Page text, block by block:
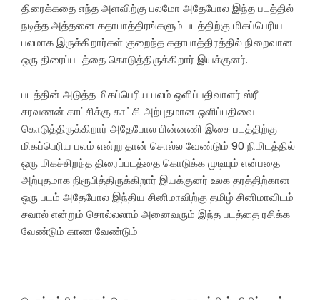
திரைக்கதை எந்த அளவிற்கு பலமோ அதேபோல இந்த படத்தில்
நடித்த அத்தனை கதாபாத்திரங்களும் படத்திற்கு மிகப்பெரிய
பலமாக இருக்கிறார்கள் குறைந்த கதாபாத்திரத்தில் நிறைவான
ஒரு திரைப்படத்தை கொடுத்திருக்கிறார் இயக்குனர்.
படத்தின் அடுத்த மிகப்பெரிய பலம் ஒளிப்பதிவாளர் ஸ்ரீ
சரவணன் காட்சிக்கு காட்சி அற்புதமான ஒளிப்பதிவை
கொடுத்திருக்கிறார் அதேபோல பின்னணி இசை படத்திற்கு
மிகப்பெரிய பலம் என்று தான் சொல்ல வேண்டும் 90 நிமிடத்தில்
ஒரு மிகச்சிறந்த திரைப்படத்தை கொடுக்க முடியும் என்பதை
அற்புதமாக நிரூபித்திருக்கிறார் இயக்குனர் உலக தரத்திற்கான
ஒரு படம் அதேபோல இந்திய சினிமாவிற்கு தமிழ் சினிமாவிடம்
சவால் என்றும் சொல்லலாம் அனைவரும் இந்த படத்தை ரசிக்க
வேண்டும் காண வேண்டும்